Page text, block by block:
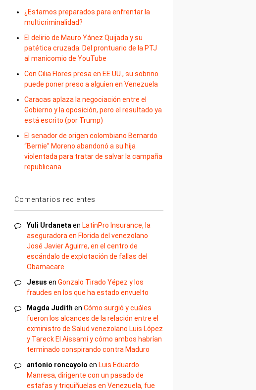
¿Estamos preparados para enfrentar la
multicriminalidad?
El delirio de Mauro Yánez Quijada y su
patética cruzada: Del prontuario de la PTJ
al manicomio de YouTube
Con Cilia Flores presa en EE.UU., su sobrino
puede poner preso a alguien en Venezuela
Caracas aplaza la negociación entre el
Gobierno y la oposición, pero el resultado ya
está escrito (por Trump)
El senador de origen colombiano Bernardo
“Bernie” Moreno abandonó a su hija
violentada para tratar de salvar la campaña
republicana
Comentarios recientes
Yuli Urdaneta en LatinPro Insurance, la
aseguradora en Florida del venezolano
José Javier Aguirre, en el centro de
escándalo de explotación de fallas del
Obamacare
Jesus enGonzalo Tirado Yépez y los
fraudes en los que ha estado envuelto
Magda Judith enCómo surgió y cuáles
fueron los alcances de la relación entre el
exministro de Salud venezolano Luis López
y Tareck El Aissami y cómo ambos habrían
terminado conspirando contra Maduro
antonio roncayolo en Luis Eduardo
Manresa, dirigente con un pasado de
estafas y triquiñuelas en Venezuela, fue